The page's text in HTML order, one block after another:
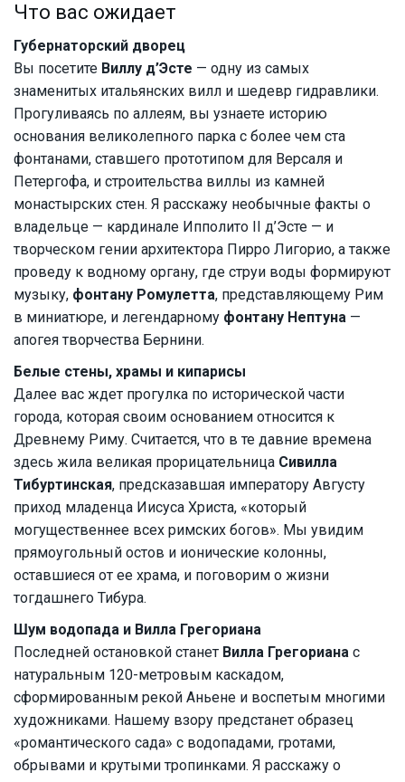
Что вас ожидает
Губернаторский дворец
Вы посетите Виллу д’Эсте — одну из самых
знаменитых итальянских вилл и шедевр гидравлики.
Прогуливаясь по аллеям, вы узнаете историю
основания великолепного парка с более чем ста
фонтанами, ставшего прототипом для Версаля и
Петергофа, и строительства виллы из камней
монастырских стен. Я расскажу необычные факты о
владельце — кардинале Ипполито II д’Эсте — и
творческом гении архитектора Пирро Лигорио, а также
проведу к водному органу, где струи воды формируют
музыку, фонтану Ромулетта, представляющему Рим
в миниатюре, и легендарному фонтану Нептуна —
апогея творчества Бернини.
Белые стены, храмы и кипарисы
Далее вас ждет прогулка по исторической части
города, которая своим основанием относится к
Древнему Риму. Считается, что в те давние времена
здесь жила великая прорицательница Сивилла
Тибуртинская, предсказавшая императору Августу
приход младенца Иисуса Христа, «который
могущественнее всех римских богов». Мы увидим
прямоугольный остов и ионические колонны,
оставшиеся от ее храма, и поговорим о жизни
тогдашнего Тибура.
Шум водопада и Вилла Грегориана
Последней остановкой станет Вилла Грегориана с
натуральным 120-метровым каскадом,
сформированным рекой Аньене и воспетым многими
художниками. Нашему взору предстанет образец
«романтического сада» с водопадами, гротами,
обрывами и крутыми тропинками. Я расскажу о